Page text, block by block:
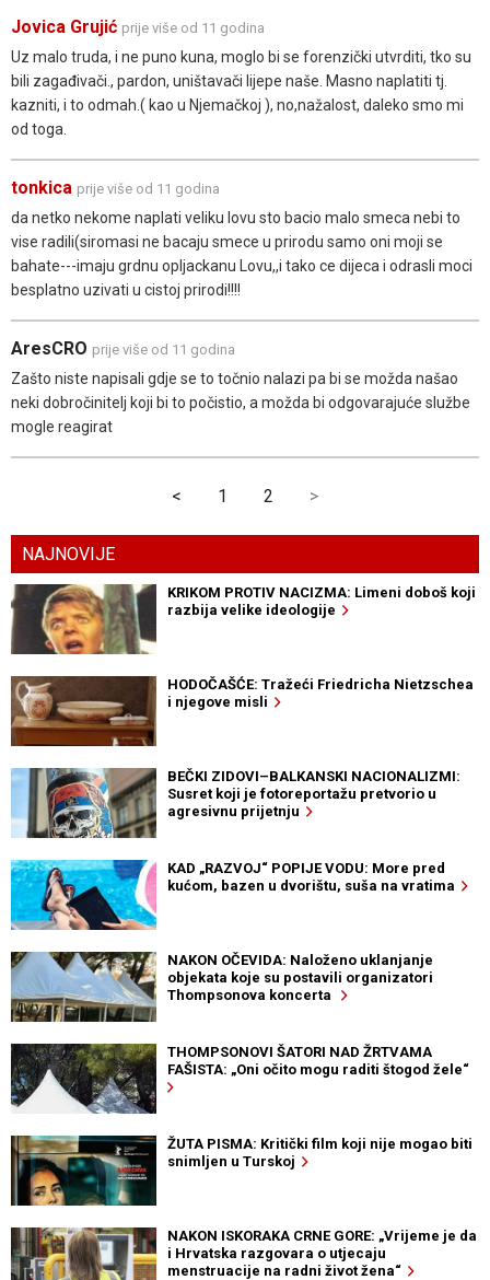
Jovica Grujić prije više od 11 godina
Uz malo truda, i ne puno kuna, moglo bi se forenzički utvrditi, tko su
bili zagađivači., pardon, uništavači lijepe naše. Masno naplatiti tj.
kazniti, i to odmah.( kao u Njemačkoj ), no,nažalost, daleko smo mi
od toga.
tonkica prije više od 11 godina
da netko nekome naplati veliku lovu sto bacio malo smeca nebi to
vise radili(siromasi ne bacaju smece u prirodu samo oni moji se
bahate---imaju grdnu opljackanu Lovu,,i tako ce dijeca i odrasli moci
besplatno uzivati u cistoj prirodi!!!!
AresCRO prije više od 11 godina
Zašto niste napisali gdje se to točnio nalazi pa bi se možda našao
neki dobročinitelj koji bi to počistio, a možda bi odgovarajuće službe
mogle reagirat
< 1 2 >
NAJNOVIJE
KRIKOM PROTIV NACIZMA: Limeni doboš koji
razbija velike ideologije
HODOČAŠĆE: Tražeći Friedricha Nietzschea
i njegove misli
BEČKI ZIDOVI–BALKANSKI NACIONALIZMI:
Susret koji je fotoreportažu pretvorio u
agresivnu prijetnju
KAD „RAZVOJ“ POPIJE VODU: More pred
kućom, bazen u dvorištu, suša na vratima
NAKON OČEVIDA: Naloženo uklanjanje
objekata koje su postavili organizatori
Thompsonova koncerta
THOMPSONOVI ŠATORI NAD ŽRTVAMA
FAŠISTA: „Oni očito mogu raditi štogod žele“
ŽUTA PISMA: Kritički film koji nije mogao biti
snimljen u Turskoj
NAKON ISKORAKA CRNE GORE: „Vrijeme je da
i Hrvatska razgovara o utjecaju
menstruacije na radni život žena“